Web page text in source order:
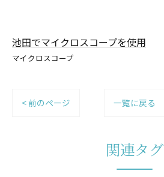
池田でマイクロスコープを使用
マイクロスコープ
< 前のページ 一覧に戻る
関連タグ